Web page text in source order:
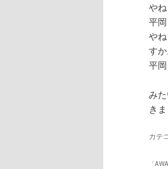
や
平
や
すか
平
み
き
カテ
「